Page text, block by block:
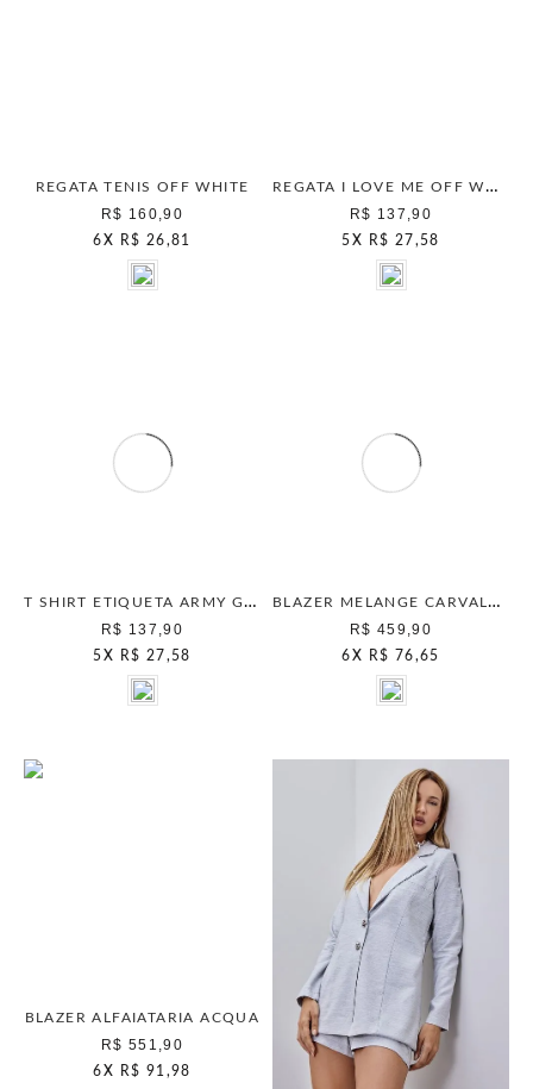
REGATA TENIS OFF WHITE
R$ 160,90
6X R$ 26,81
REGATA I LOVE ME OFF WHITE
R$ 137,90
5X R$ 27,58
T SHIRT ETIQUETA ARMY GREEN
R$ 137,90
5X R$ 27,58
BLAZER MELANGE CARVALHO
R$ 459,90
6X R$ 76,65
BLAZER ALFAIATARIA ACQUA
R$ 551,90
6X R$ 91,98